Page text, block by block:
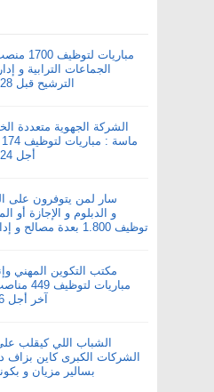
مباريات
الجماعات الترابية و
الترشيح قبل 28 غشت 2026
الشركة الجهوية متعددة
أجل 24 غشت 2026
سار لمن يتوفرون على
توظيف 1.800 بعدة مصالح و إدارات عمومية
مكتب التكوين المهني
آخر أجل 6 شتنبر 2026
الشباب اللي كيقلب
الشركات الكبرى كاين بزاف
بسالير مزيان و